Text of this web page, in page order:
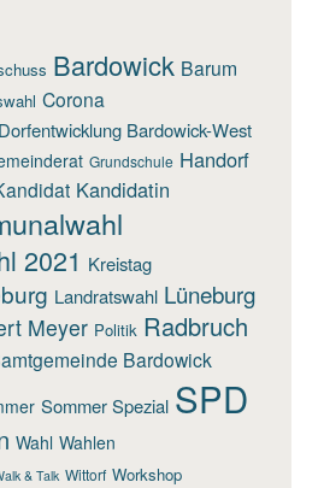
Bardowick Barum
Corona
Dorfentwicklung Bardowick-West
Grundschule Handorf
Kandidatin
2021 Kreistag
Landratswahl Lüneburg
Meyer Politik Radbruch
Bardowick
Sommer Spezial SPD
Wahl Wahlen
& Talk Wittorf Workshop